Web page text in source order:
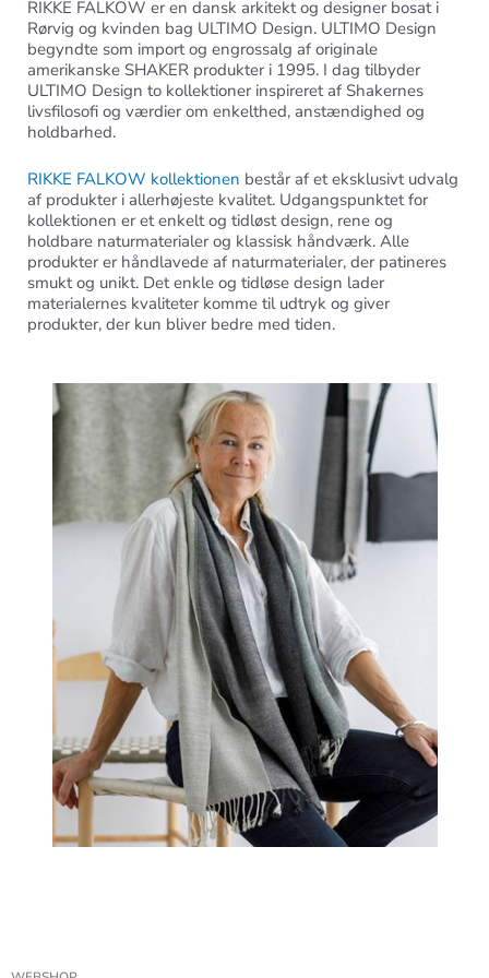
RIKKE FALKOW er en dansk arkitekt og designer bosat i
Rørvig og kvinden bag ULTIMO Design. ULTIMO Design
begyndte som import og engrossalg af originale
amerikanske SHAKER produkter i 1995. I dag tilbyder
ULTIMO Design to kollektioner inspireret af Shakernes
livsfilosofi og værdier om enkelthed, anstændighed og
holdbarhed.
RIKKE FALKOW kollektionen består af et eksklusivt udvalg
af produkter i allerhøjeste kvalitet. Udgangspunktet for
kollektionen er et enkelt og tidløst design, rene og
holdbare naturmaterialer og klassisk håndværk. Alle
produkter er håndlavede af naturmaterialer, der patineres
smukt og unikt. Det enkle og tidløse design lader
materialernes kvaliteter komme til udtryk og giver
produkter, der kun bliver bedre med tiden.